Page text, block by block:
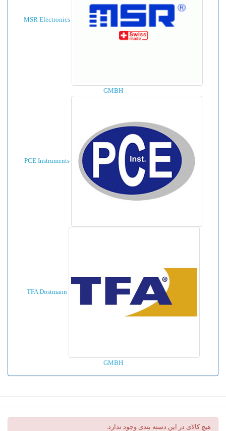
MSR Electronics
GMBH
PCE Instruments
TFA Dostmann
GMBH
هیچ کالای در این دسته بندی وجود ندارد.